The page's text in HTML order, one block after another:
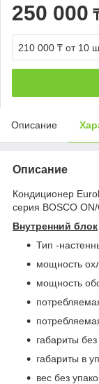
250 000
210 000 ₸ от 10
Описание
Описание
Кондиционер
серия BOSCO
Внутренний блок
Тип -
мощность
мощность
габариты
габариты в
вес без